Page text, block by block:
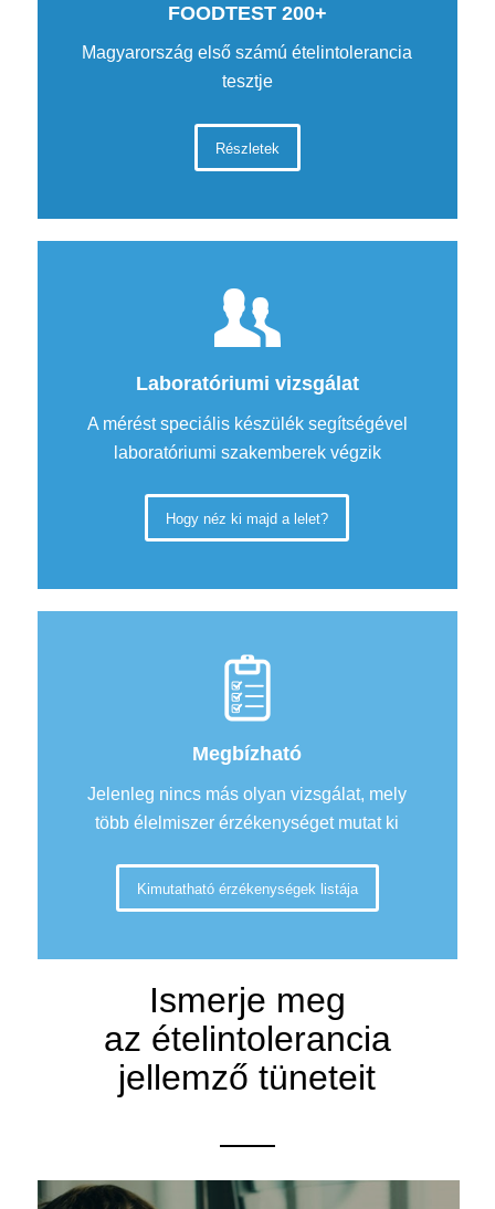
FOODTEST 200+
Magyarország első számú ételintolerancia
tesztje
Részletek
Laboratóriumi vizsgálat
A mérést speciális készülék segítségével
laboratóriumi szakemberek végzik
Hogy néz ki majd a lelet?
Megbízható
Jelenleg nincs más olyan vizsgálat, mely
több élelmiszer érzékenységet mutat ki
Kimutatható érzékenységek listája
Ismerje meg
az ételintolerancia
jellemző tüneteit